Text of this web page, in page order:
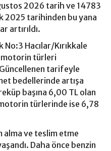
2026 tarih ve 14783
2025 tarihinden bu yana
artırıldı.
Hacılar/Kırıkkale
motorin türleri
tarifeyle
bedellerinde artışa
başına 6,00 TL olan
türlerinde ise 6,78
alma ve teslim etme
Daha önce benzin